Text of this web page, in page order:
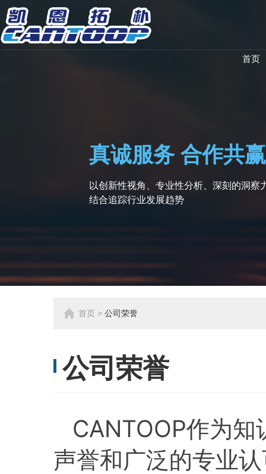
首页
真诚服务 合作共赢
以创新性视角、专业性分析、深刻的洞察
结合追踪行业发展趋势
首页> 公司荣誉
公司荣誉
CANTOOP作为
声誉和广泛的专业